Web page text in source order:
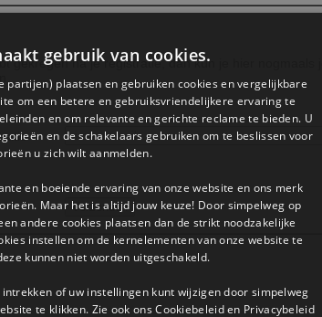
gekregen na je registratie, dan kun je hier nogmaals je
Verzenden
gebruik van cookies.
partijen) plaatsen en gebruiken cookies en vergelijkbare
om een ​​betere en gebruiksvriendelijkere ervaring te
en om relevante en gerichte reclame te bieden. U
en de schakelaars gebruiken om te beslissen voor
u zich wilt aanmelden.
en boeiende ervaring van onze website en ons merk
Maar het is altijd jouw keuze! Door simpelweg op
andere cookies plaatsen dan de strikt noodzakelijke
instellen om de kernelementen van onze website te
kunnen niet worden uitgeschakeld.
of uw instellingen kunt wijzigen door simpelweg
te klikken. Zie ook ons ​​Cookiebeleid en Privacybeleid